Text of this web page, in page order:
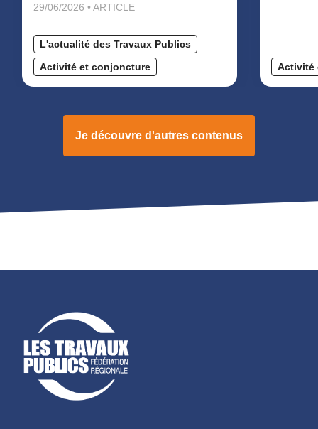
29/06/2026 • ARTICLE
L'actualité des Travaux Publics
Activité et conjoncture
Activité
Je découvre d'autres contenus